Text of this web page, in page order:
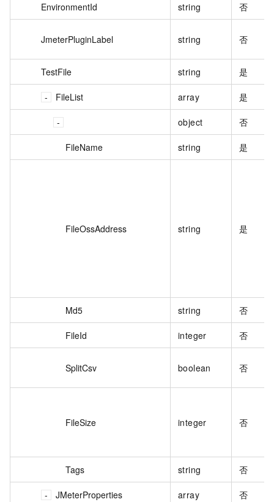
EnvironmentId string 否
JmeterPluginLabel string 否
TestFile string 是
FileList array 是
object 否
FileName string 是
FileOssAddress string 是
Md5 string 否
FileId integer 否
SplitCsv boolean 否
FileSize integer 否
Tags string 否
JMeterProperties array 否